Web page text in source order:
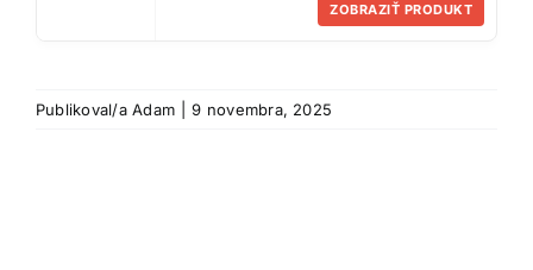
ZOBRAZIŤ PRODUKT
Publikoval/aAdam 9 novembra, 2025